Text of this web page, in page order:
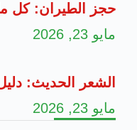
حجز الطيران: كل
مايو 23, 2026
الشعر الحديث:
مايو 23, 2026